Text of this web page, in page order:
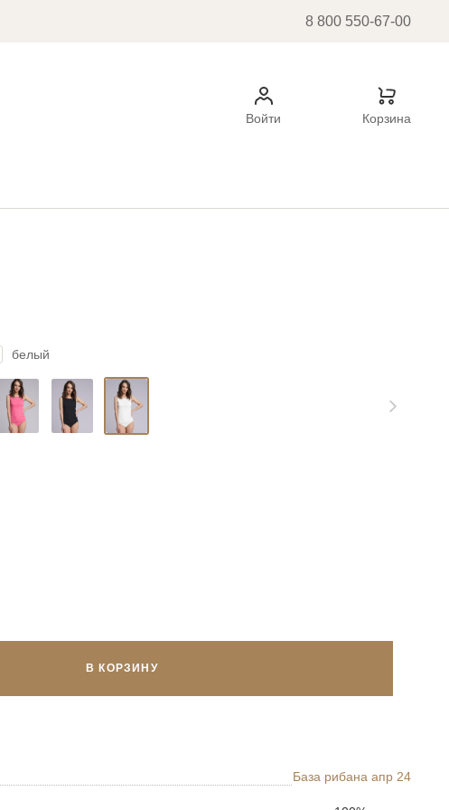
8 800 550-67-00
Войти Корзина
белый
В КОРЗИНУ
База рибана апр 24